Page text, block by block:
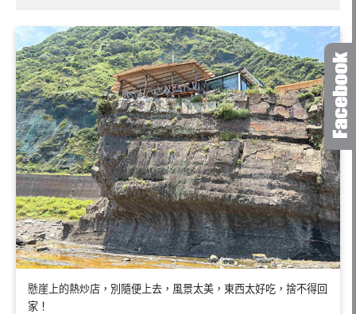
懸崖上的熱炒店，別隨便上去，風景太美，東西太好吃，捨不得回
家！